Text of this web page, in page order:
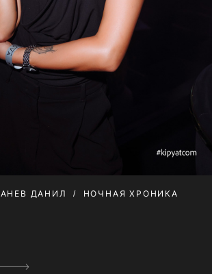
ДАНИЛ НОЧНАЯ ХРОНИКА